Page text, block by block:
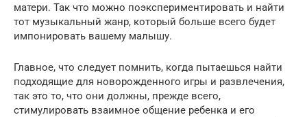
матери. Так что можно поэкспериментировать и найти
тот музыкальный жанр, который больше всего будет
импонировать вашему малышу.
Главное, что следует помнить, когда пытаешься найти
подходящие для новорожденного игры и развлечения,
так это то, что они должны, прежде всего,
стимулировать взаимное общение ребенка и его